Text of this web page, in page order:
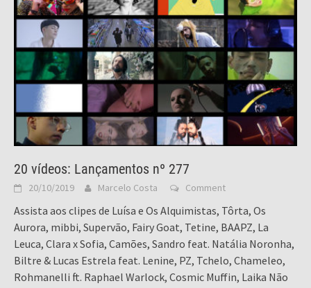
20 vídeos: Lançamentos nº 277
20/10/2019 Marcelo Costa Comment
Assista aos clipes de Luísa e Os Alquimistas, Tôrta, Os
Aurora, mibbi, Supervão, Fairy Goat, Tetine, BAAPZ, La
Leuca, Clara x Sofia, Camões, Sandro feat. Natália Noronha,
Biltre & Lucas Estrela feat. Lenine, PZ, Tchelo, Chameleo,
Rohmanelli ft. Raphael Warlock, Cosmic Muffin, Laika Não